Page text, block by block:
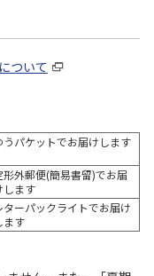
ついて
うパケットでお届けします
形外郵便(簡易書留)でお届
します
ターパックライトでお届け
ます